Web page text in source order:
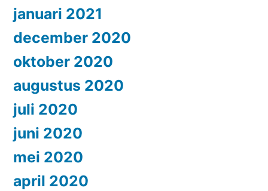
januari 2021
december 2020
oktober 2020
augustus 2020
juli 2020
juni 2020
mei 2020
april 2020